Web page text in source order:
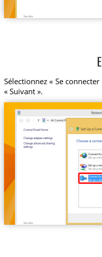
Sélectionnez « Se
« Suivant ».